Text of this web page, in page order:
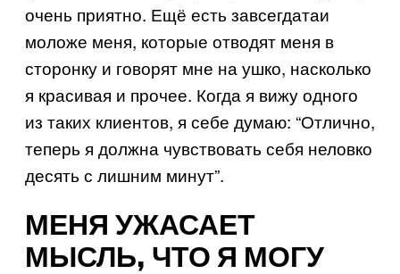
очень приятно. Ещё есть завсегдатаи
моложе меня, которые отводят меня в
сторонку и говорят мне на ушко, насколько
я красивая и прочее. Когда я вижу одного
из таких клиентов, я себе думаю: “Отлично,
теперь я должна чувствовать себя неловко
десять с лишним минут”.
МЕНЯ УЖАСАЕТ
МЫСЛЬ, ЧТО Я МОГУ